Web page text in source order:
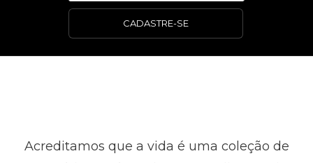
CADASTRE-SE
Acreditamos que a vida é uma coleção de